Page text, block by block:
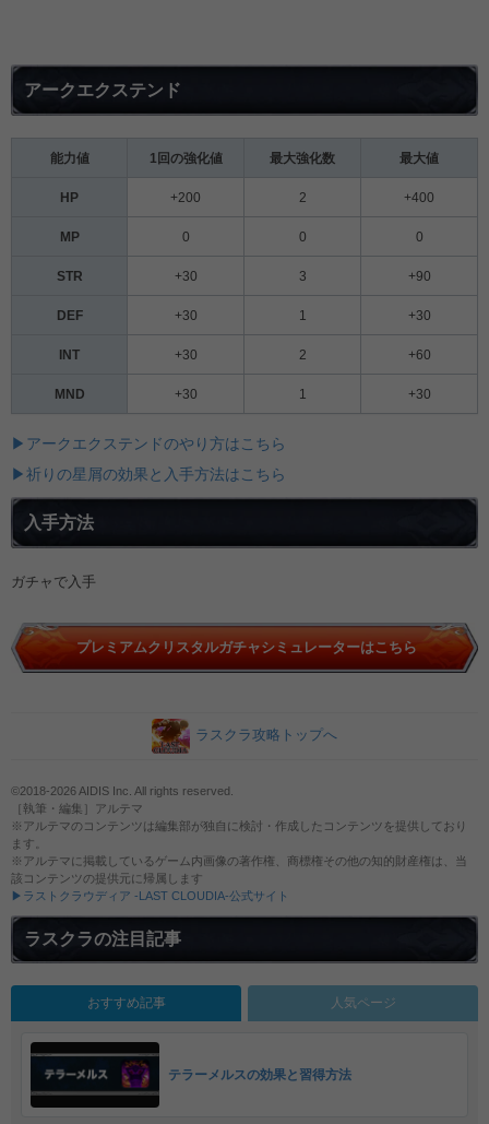
アークエクステンド
能力値 1回の強化値 最大強化数 最大値
HP +200 2 +400
MP 0 0 0
STR +30 3 +90
DEF +30 1 +30
INT +30 2 +60
MND +30 1 +30
▶アークエクステンドのやり方はこちら
▶祈りの星屑の効果と入手方法はこちら
入手方法
ガチャで入手
プレミアムクリスタルガチャシミュレーターはこちら
ラスクラ攻略トップへ
©2018-2026 AIDIS Inc. All rights reserved.
［執筆・編集］アルテマ
※アルテマのコンテンツは編集部が独自に検討・作成したコンテンツを提供しており
ます。
※アルテマに掲載しているゲーム内画像の著作権、商標権その他の知的財産権は、当
該コンテンツの提供元に帰属します
▶ラストクラウディア -LAST CLOUDIA-公式サイト
ラスクラの注目記事
おすすめ記事 人気ページ
テラーメルスの効果と習得方法